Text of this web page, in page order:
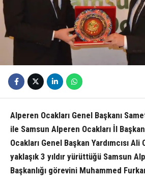
Alperen Ocakları Genel Başkanı
ile Samsun Alperen Ocakları İl
Ocakları Genel Başkan Yardımcısı Ali
yaklaşık 3 yıldır yürüttüğü Samsun
Başkanlığı görevini Muhammed